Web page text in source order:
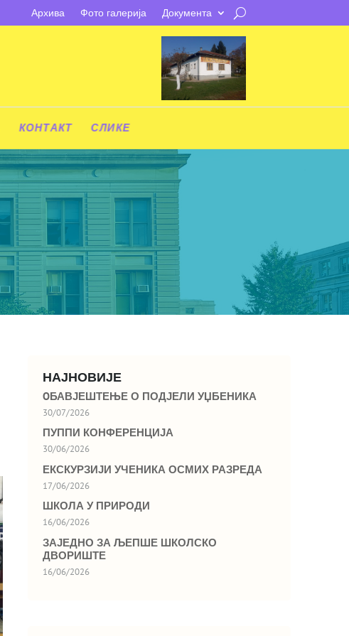
Архива Фото галерија Документа
КОНТАКТ СЛИКЕ
НАЈНОВИЈЕ
OБАВЈЕШТЕЊЕ О ПОДЈЕЛИ УЏБЕНИКА
30/07/2026
ПУППИ КОНФЕРЕНЦИЈА
30/06/2026
ЕКСКУРЗИЈИ УЧЕНИКА ОСМИХ РАЗРЕДА
17/06/2026
ШКОЛА У ПРИРОДИ
16/06/2026
ЗАЈЕДНО ЗА ЉЕПШЕ ШКОЛСКО
ДВОРИШТЕ
16/06/2026